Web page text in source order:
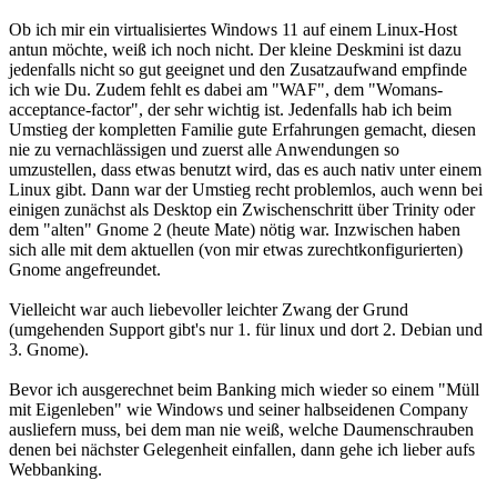
Ob ich mir ein virtualisiertes Windows 11 auf einem Linux-Host
antun möchte, weiß ich noch nicht. Der kleine Deskmini ist dazu
jedenfalls nicht so gut geeignet und den Zusatzaufwand empfinde
ich wie Du. Zudem fehlt es dabei am "WAF", dem "Womans-
acceptance-factor", der sehr wichtig ist. Jedenfalls hab ich beim
Umstieg der kompletten Familie gute Erfahrungen gemacht, diesen
nie zu vernachlässigen und zuerst alle Anwendungen so
umzustellen, dass etwas benutzt wird, das es auch nativ unter einem
Linux gibt. Dann war der Umstieg recht problemlos, auch wenn bei
einigen zunächst als Desktop ein Zwischenschritt über Trinity oder
dem "alten" Gnome 2 (heute Mate) nötig war. Inzwischen haben
sich alle mit dem aktuellen (von mir etwas zurechtkonfigurierten)
Gnome angefreundet.
Vielleicht war auch liebevoller leichter Zwang der Grund
(umgehenden Support gibt's nur 1. für linux und dort 2. Debian und
3. Gnome).
Bevor ich ausgerechnet beim Banking mich wieder so einem "Müll
mit Eigenleben" wie Windows und seiner halbseidenen Company
ausliefern muss, bei dem man nie weiß, welche Daumenschrauben
denen bei nächster Gelegenheit einfallen, dann gehe ich lieber aufs
Webbanking.